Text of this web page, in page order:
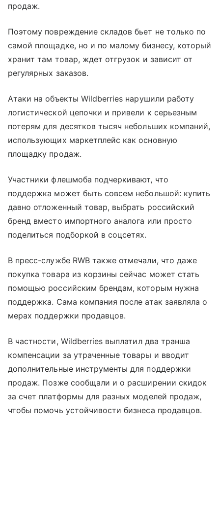
продаж.
Поэтому повреждение складов бьет не только по
самой площадке, но и по малому бизнесу, который
хранит там товар, ждет отгрузок и зависит от
регулярных заказов.
Атаки на объекты Wildberries нарушили работу
логистической цепочки и привели к серьезным
потерям для десятков тысяч небольших компаний,
использующих маркетплейс как основную
площадку продаж.
Участники флешмоба подчеркивают, что
поддержка может быть совсем небольшой: купить
давно отложенный товар, выбрать российский
бренд вместо импортного аналога или просто
поделиться подборкой в соцсетях.
В пресс-службе RWB также отмечали, что даже
покупка товара из корзины сейчас может стать
помощью российским брендам, которым нужна
поддержка. Сама компания после атак заявляла о
мерах поддержки продавцов.
В частности, Wildberries выплатил два транша
компенсации за утраченные товары и вводит
дополнительные инструменты для поддержки
продаж. Позже сообщали и о расширении скидок
за счет платформы для разных моделей продаж,
чтобы помочь устойчивости бизнеса продавцов.